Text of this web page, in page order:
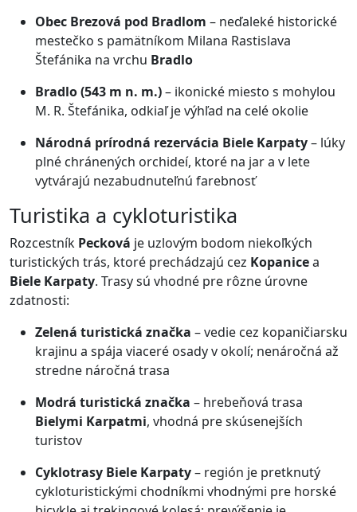
Obec Brezová pod Bradlom – neďaleké historické
mestečko s pamätníkom Milana Rastislava
Štefánika na vrchu Bradlo
Bradlo (543 m n. m.)– ikonické miesto s mohylou
M. R. Štefánika, odkiaľ je výhľad na celé okolie
Národná prírodná rezervácia Biele Karpaty– lúky
plné chránených orchideí, ktoré na jar a v lete
vytvárajú nezabudnuteľnú farebnosť
Turistika a cykloturistika
Rozcestník Pecková je uzlovým bodom niekoľkých
turistických trás, ktoré prechádzajú cez Kopanicea
Biele Karpaty. Trasy sú vhodné pre rôzne úrovne
zdatnosti:
Zelená turistická značka – vedie cez kopaničiarsku
krajinu a spája viaceré osady v okolí; nenáročná až
stredne náročná trasa
Modrá turistická značka – hrebeňová trasa
Bielymi Karpatmi, vhodná pre skúsenejších
turistov
Cyklotrasy Biele Karpaty– región je pretknutý
cykloturistickými chodníkmi vhodnými pre horské